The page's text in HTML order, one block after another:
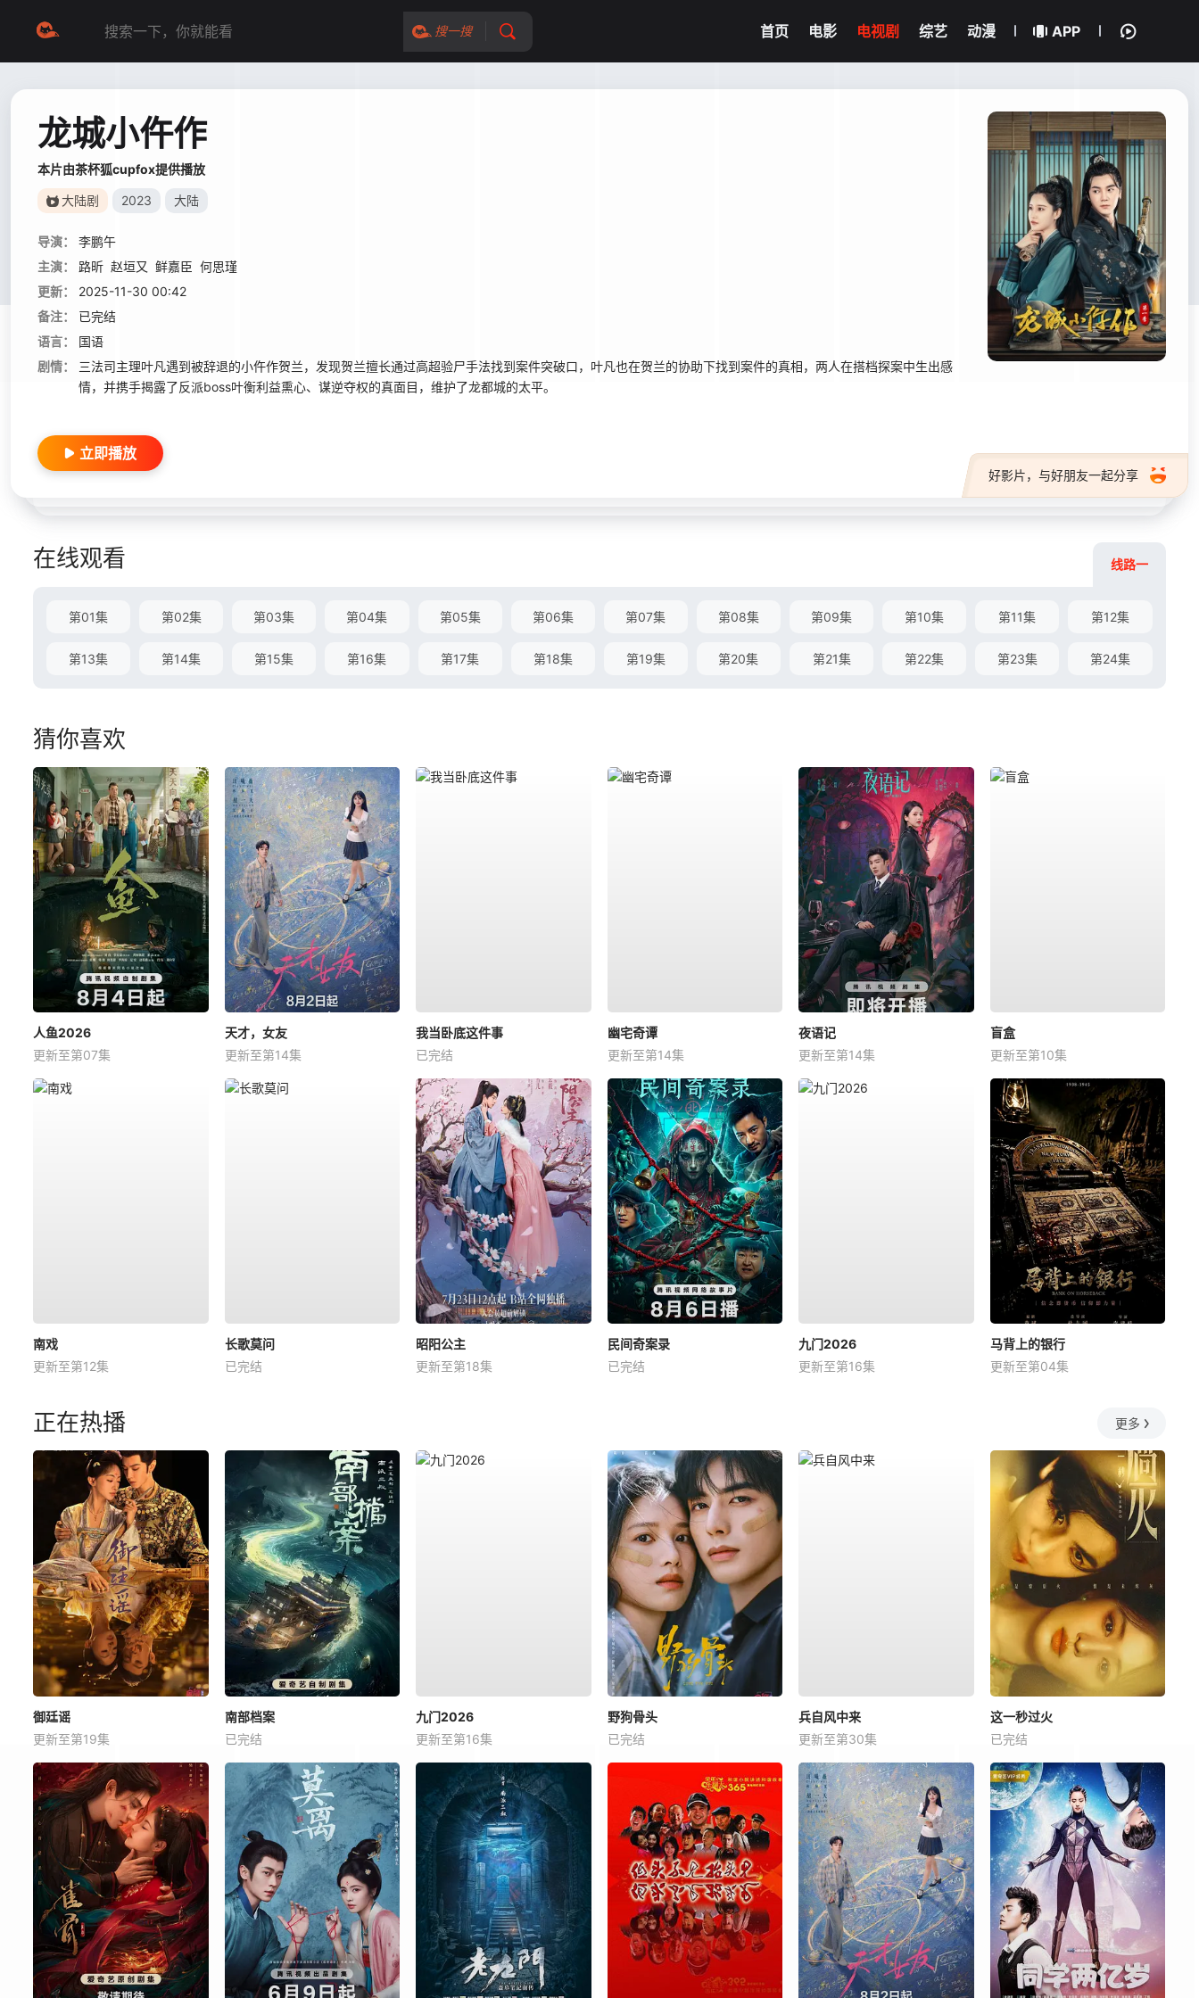
搜一搜 首页 电影 电视剧 综艺 动漫 APP
龙城小仵作
本片由茶杯狐cupfox提供播放
大陆剧 2023 大陆
导演：
李鹏午
主演：
路昕 赵垣又 鲜嘉臣 何思瑾
更新：
2025-11-30 00:42
备注：
已完结
语言：
国语
剧情：
三法司主理叶凡遇到被辞退的小仵作贺兰，发现贺兰擅长通过高超验尸手法找到案件突破口，叶凡也在贺兰的协助下找到案件的真相，两人在搭档探案中生出感
情，并携手揭露了反派boss叶衡利益熏心、谋逆夺权的真面目，维护了龙都城的太平。
好影片，与好朋友一起分享
立即播放
在线观看 线路一
第01集 第02集 第03集 第04集 第05集 第06集 第07集 第08集 第09集 第10集 第11集 第12集
第13集 第14集 第15集 第16集 第17集 第18集 第19集 第20集 第21集 第22集 第23集 第24集
猜你喜欢
人鱼2026
更新至第07集
天才，女友
更新至第14集
我当卧底这件事
已完结
幽宅奇谭
更新至第14集
夜语记
更新至第14集
盲盒
更新至第10集
南戏
更新至第12集
长歌莫问
已完结
昭阳公主
更新至第18集
民间奇案录
已完结
九门2026
更新至第16集
马背上的银行
更新至第04集
正在热播 更多
御廷谣
更新至第19集
南部档案
已完结
九门2026
更新至第16集
野狗骨头
已完结
兵自风中来
更新至第30集
这一秒过火
已完结